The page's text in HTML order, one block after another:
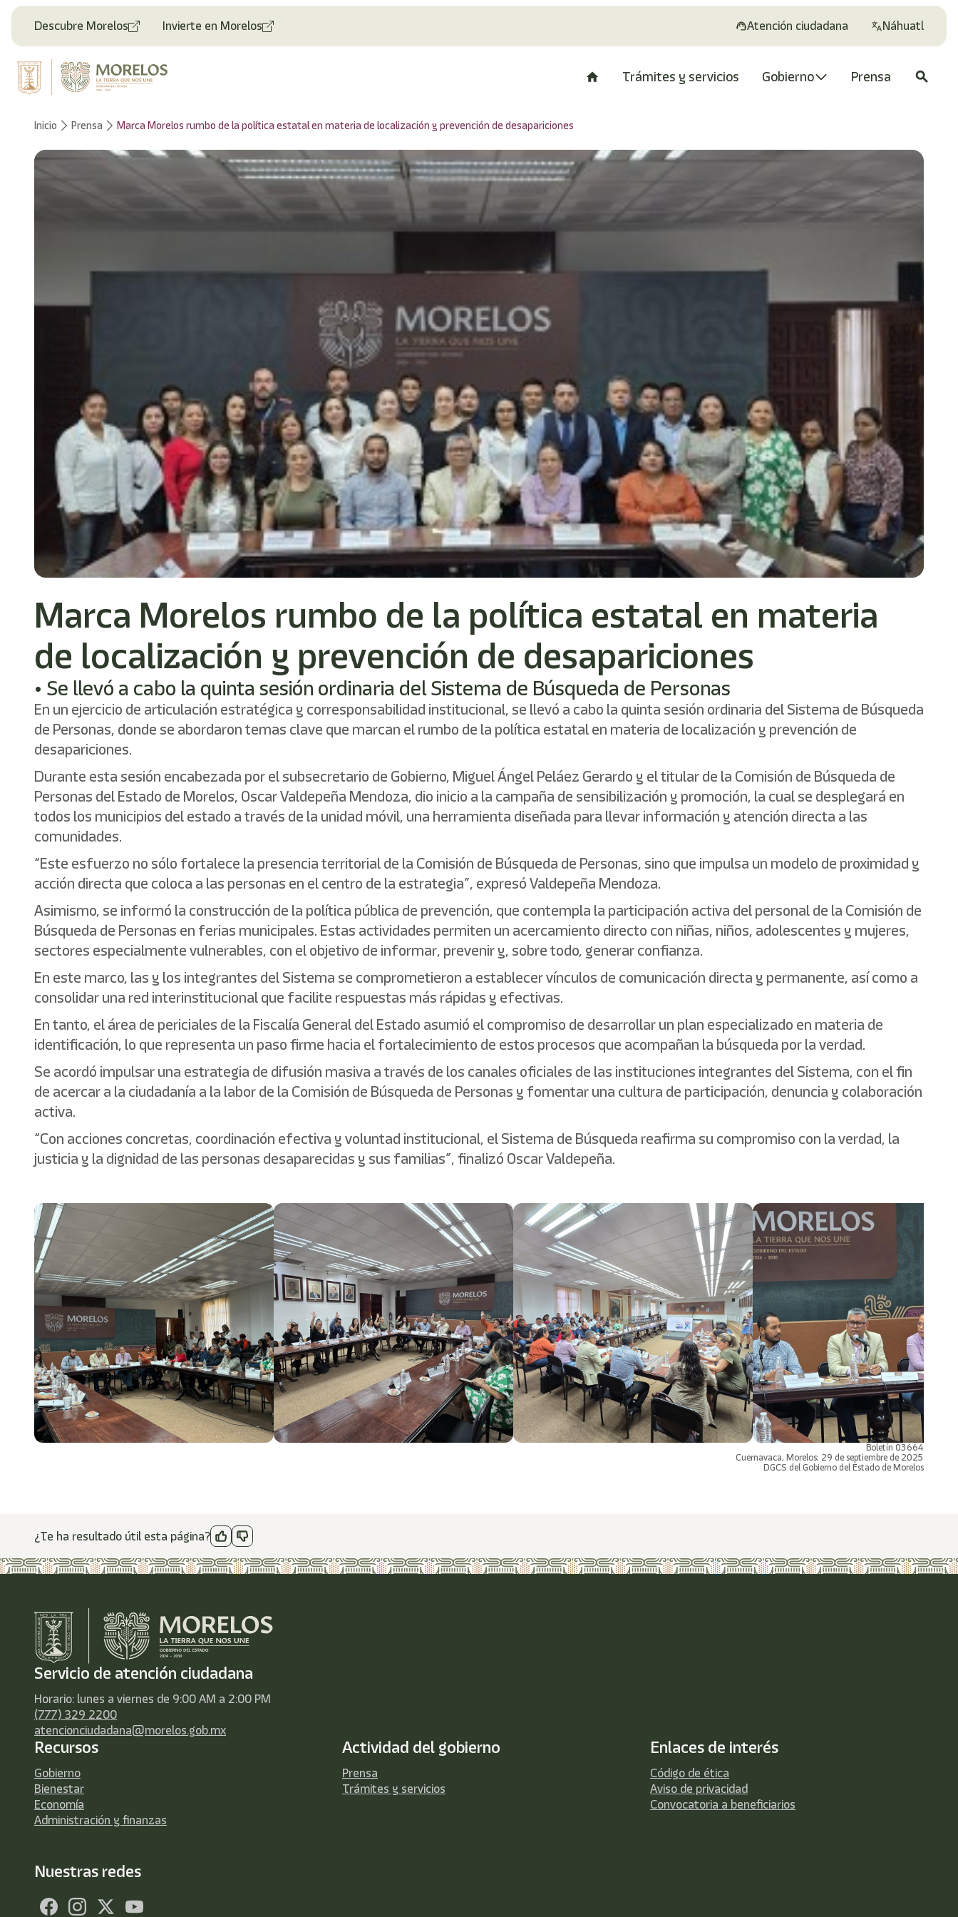
Descubre Morelos Invierte en Morelos Atención ciudadana Náhuatl
Trámites y servicios Gobierno Prensa search
Inicio Prensa Marca Morelos rumbo de la política estatal en materia de localización y prevención de desapariciones
Marca Morelos rumbo de la política estatal en materia
de localización y prevención de desapariciones
• Se llevó a cabo la quinta sesión ordinaria del Sistema de Búsqueda de Personas
En un ejercicio de articulación estratégica y corresponsabilidad institucional, se llevó a cabo la quinta sesión ordinaria del Sistema de Búsqueda
de Personas, donde se abordaron temas clave que marcan el rumbo de la política estatal en materia de localización y prevención de
desapariciones.
Durante esta sesión encabezada por el subsecretario de Gobierno, Miguel Ángel Peláez Gerardo y el titular de la Comisión de Búsqueda de
Personas del Estado de Morelos, Oscar Valdepeña Mendoza, dio inicio a la campaña de sensibilización y promoción, la cual se desplegará en
todos los municipios del estado a través de la unidad móvil, una herramienta diseñada para llevar información y atención directa a las
comunidades.
“Este esfuerzo no sólo fortalece la presencia territorial de la Comisión de Búsqueda de Personas, sino que impulsa un modelo de proximidad y
acción directa que coloca a las personas en el centro de la estrategia”, expresó Valdepeña Mendoza.
Asimismo, se informó la construcción de la política pública de prevención, que contempla la participación activa del personal de la Comisión de
Búsqueda de Personas en ferias municipales. Estas actividades permiten un acercamiento directo con niñas, niños, adolescentes y mujeres,
sectores especialmente vulnerables, con el objetivo de informar, prevenir y, sobre todo, generar confianza.
En este marco, las y los integrantes del Sistema se comprometieron a establecer vínculos de comunicación directa y permanente, así como a
consolidar una red interinstitucional que facilite respuestas más rápidas y efectivas.
En tanto, el área de periciales de la Fiscalía General del Estado asumió el compromiso de desarrollar un plan especializado en materia de
identificación, lo que representa un paso firme hacia el fortalecimiento de estos procesos que acompañan la búsqueda por la verdad.
Se acordó impulsar una estrategia de difusión masiva a través de los canales oficiales de las instituciones integrantes del Sistema, con el fin
de acercar a la ciudadanía a la labor de la Comisión de Búsqueda de Personas y fomentar una cultura de participación, denuncia y colaboración
activa.
“Con acciones concretas, coordinación efectiva y voluntad institucional, el Sistema de Búsqueda reafirma su compromiso con la verdad, la
justicia y la dignidad de las personas desaparecidas y sus familias”, finalizó Oscar Valdepeña.
Boletín 03664
Cuernavaca, Morelos; 29 de septiembre de 2025
DGCS del Gobierno del Estado de Morelos
¿Te ha resultado útil esta página?
Servicio de atención ciudadana
Horario: lunes a viernes de 9:00 AM a 2:00 PM
(777) 329 2200
atencionciudadana@morelos.gob.mx
Recursos
Gobierno
Bienestar
Economía
Administración y finanzas
Actividad del gobierno
Prensa
Trámites y servicios
Enlaces de interés
Código de ética
Aviso de privacidad
Convocatoria a beneficiarios
Nuestras redes